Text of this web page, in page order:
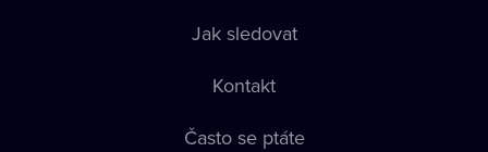
Jak sledovat
Kontakt
Často se ptáte